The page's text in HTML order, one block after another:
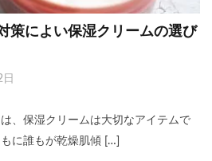
策によい保湿クリームの選び
、保湿クリームは大切なアイテムで
に誰もが乾燥肌傾 […]